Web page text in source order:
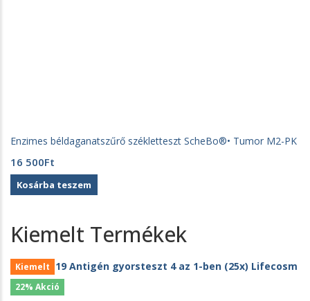
Enzimes béldaganatszűrő székletteszt ScheBo®• Tumor M2-PK
16 500Ft
Kosárba teszem
A
Sunmed
önellenőrzésre
szolgáló
egészségügyi
Kiemelt Termékek
Kiemelt
22% Akció